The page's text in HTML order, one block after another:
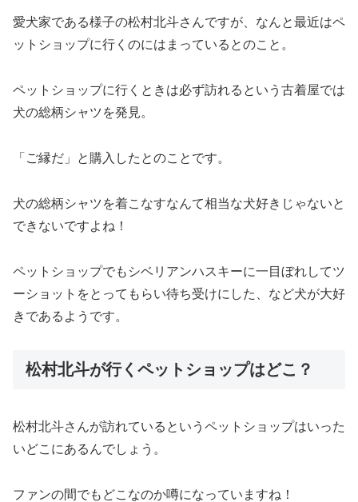
愛犬家である様子の松村北斗さんですが、なんと最近はペ
ットショップに行くのにはまっているとのこと。
ペットショップに行くときは必ず訪れるという古着屋では
犬の総柄シャツを発見。
「ご縁だ」と購入したとのことです。
犬の総柄シャツを着こなすなんて相当な犬好きじゃないと
できないですよね！
ペットショップでもシベリアンハスキーに一目ぼれしてツ
ーショットをとってもらい待ち受けにした、など犬が大好
きであるようです。
松村北斗が行くペットショップはどこ？
松村北斗さんが訪れているというペットショップはいった
いどこにあるんでしょう。
ファンの間でもどこなのか噂になっていますね！